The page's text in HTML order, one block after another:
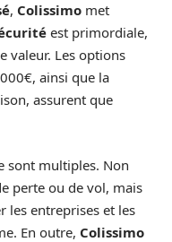
, Colissimo met
est primordiale,
valeur. Les options
ainsi que la
assurent que
sont multiples. Non
perte ou de vol, mais
les entreprises et les
En outre, Colissimo